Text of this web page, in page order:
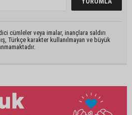
cümleler veya imalar, inançlara saldırı
Türkçe karakter kullanılmayan ve büyük